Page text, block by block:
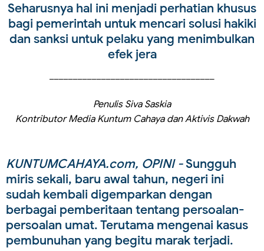
Seharusnya hal ini menjadi perhatian khusus
bagi pemerintah untuk mencari solusi hakiki
dan sanksi untuk pelaku yang menimbulkan
efek jera
Penulis Siva Saskia
Kontributor Media Kuntum Cahaya dan Aktivis Dakwah
KUNTUMCAHAYA.com, OPINI -Sungguh
miris sekali, baru awal tahun, negeri ini
sudah kembali digemparkan dengan
berbagai pemberitaan tentang persoalan-
persoalan umat. Terutama mengenai kasus
pembunuhan yang begitu marak terjadi.